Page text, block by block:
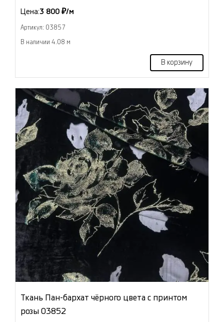
Цена:3 800 ₽/м
Артикул: 03857
В наличии 4.08 м
В корзину
Ткань Пан-бархат чёрного цвета с принтом
розы 03852